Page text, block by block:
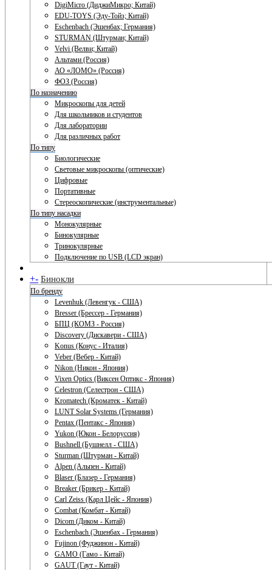
DigiMicro (ДиджиМикро; Китай)
EDU-TOYS (Эду-Тойз; Китай)
Eschenbach (Эшенбах; Германия)
STURMAN (Штурман; Китай)
Velvi (Велви; Китай)
Альтами (Россия)
АО «ЛОМО» (Россия)
ФОЗ (Россия)
По назначению
Микроскопы для детей
Для школьников и студентов
Для лаборатории
Для различных работ
По типу
Биологические
Световые микроскопы (оптические)
Цифровые
Портативные
Стереоскопические (инструментальные)
По типу насадки
Монокулярные
Бинокулярные
Тринокулярные
Подключение по USB (LCD экран)
+- Бинокли
По бренду
Levenhuk (Левенгук - США)
Bresser (Брессер - Германия)
БПЦ (КОМЗ - Россия)
Discovery (Дискавери - США)
Konus (Конус - Италия)
Veber (Вебер - Китай)
Nikon (Никон - Япония)
Vixen Optics (Виксен Оптикс - Япония)
Celestron (Селестрон - США)
Kromatech (Кроматек - Китай)
LUNT Solar Systems (Германия)
Pentax (Пентакс - Япония)
Yukon (Юкон - Белоруссия)
Bushnell (Бушнелл - США)
Sturman (Штурман - Китай)
Alpen (Альпен - Китай)
Blaser (Блазер - Германия)
Breaker (Брикер - Китай)
Carl Zeiss (Карл Цейс - Япония)
Combat (Комбат - Китай)
Dicom (Диком - Китай)
Eschenbach (Эшенбах - Германия)
Fujinon (Фуджинон - Китай)
GAMO (Гамо - Китай)
GAUT (Гаут - Китай)